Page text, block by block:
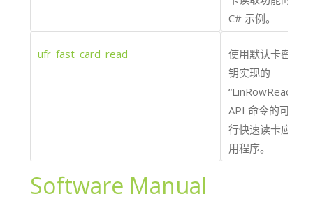
C# 示例。
ufr_fast_card_read
使用默认卡密
钥实现的
“LinRowRead_”
API 命令的可执
行快速读卡应
用程序。
Software Manual